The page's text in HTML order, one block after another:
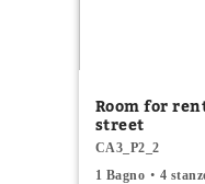
Room for
street
CA3_P2_2
1 Bagno
4